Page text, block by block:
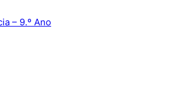
– 9.º Ano